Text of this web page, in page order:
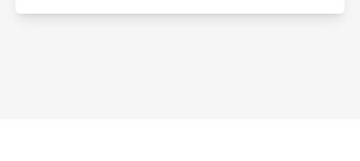
Spenden